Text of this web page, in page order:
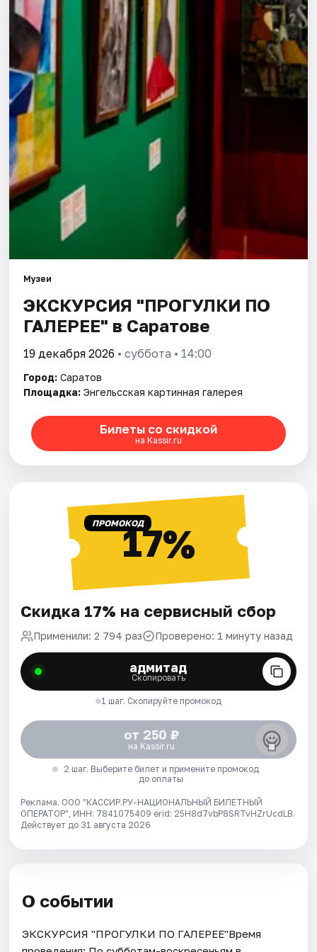
Города
Площадки
Артисты
Рейтинги
Музеи
ЭКСКУРСИЯ "ПРОГУЛКИ ПО
ГАЛЕРЕЕ" в Саратове
19 декабря 2026 • суббота • 14:00
Город: Саратов
Площадка: Энгельсская картинная галерея
Билеты со скидкой
на Kassir.ru
ПРОМОКОД17%
Скидка 17% на сервисный сбор
Применили: 2 794 раз Проверено: 1 минуту назад
адмитад
Скопировать
1 шаг. Скопируйте промокод
от 250 ₽
на Kassir.ru
2 шаг. Выберите билет и примените промокод
до оплаты
Реклама. ООО "КАССИР.РУ-НАЦИОНАЛЬНЫЙ БИЛЕТНЫЙ
ОПЕРАТОР", ИНН: 7841075409 erid: 25H8d7vbP8SRTvHZrUcdLB.
Действует до 31 августа 2026
О событии
ЭКСКУРСИЯ "ПРОГУЛКИ ПО ГАЛЕРЕЕ"Время